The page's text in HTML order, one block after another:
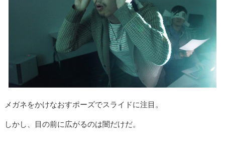
メガネをかけなおすポーズでスライドに注目。
しかし、目の前に広がるのは闇だけだ。